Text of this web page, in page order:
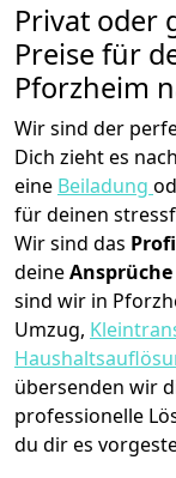
Privat oder
Preise für
Pforzheim
Wir sind der
Dich zieht es
eine Beiladung
für deinen
Wir sind das
deine
sind wir in
Umzug,
übersenden wir
professionelle
du dir es